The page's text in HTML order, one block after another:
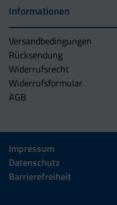
Informationen
Versandbedingungen
Rücksendung
Widerrufsrecht
Widerrufsformular
AGB
Impressum
Datenschutz
Barrierefreiheit